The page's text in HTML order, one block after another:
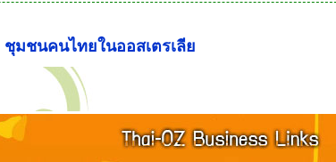
ชุมชนคนไทยในออสเตรเลีย